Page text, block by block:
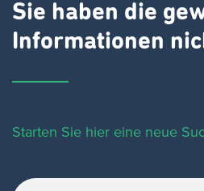
Sie haben die
Informationen
Starten Sie hier eine neue